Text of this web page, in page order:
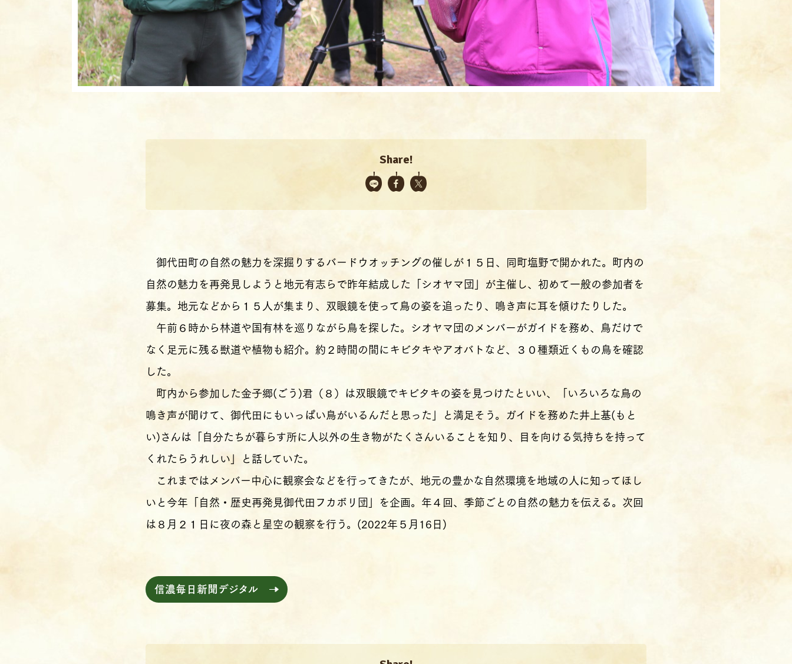
Share!
御代田町の自然の魅力を深掘りするバードウオッチングの催しが１５日、同町塩野で開かれた。町内の
自然の魅力を再発見しようと地元有志らで昨年結成した「シオヤマ団」が主催し、初めて一般の参加者を
募集。地元などから１５人が集まり、双眼鏡を使って鳥の姿を追ったり、鳴き声に耳を傾けたりした。
午前６時から林道や国有林を巡りながら鳥を探した。シオヤマ団のメンバーがガイドを務め、鳥だけで
なく足元に残る獣道や植物も紹介。約２時間の間にキビタキやアオバトなど、３０種類近くもの鳥を確認
した。
町内から参加した金子郷(ごう)君（８）は双眼鏡でキビタキの姿を見つけたといい、「いろいろな鳥の
鳴き声が聞けて、御代田にもいっぱい鳥がいるんだと思った」と満足そう。ガイドを務めた井上基(もと
い)さんは「自分たちが暮らす所に人以外の生き物がたくさんいることを知り、目を向ける気持ちを持って
くれたらうれしい」と話していた。
これまではメンバー中心に観察会などを行ってきたが、地元の豊かな自然環境を地域の人に知ってほし
いと今年「自然・歴史再発見御代田フカボリ団」を企画。年４回、季節ごとの自然の魅力を伝える。次回
は８月２１日に夜の森と星空の観察を行う。(2022年５月16日)
信濃毎日新聞デジタル